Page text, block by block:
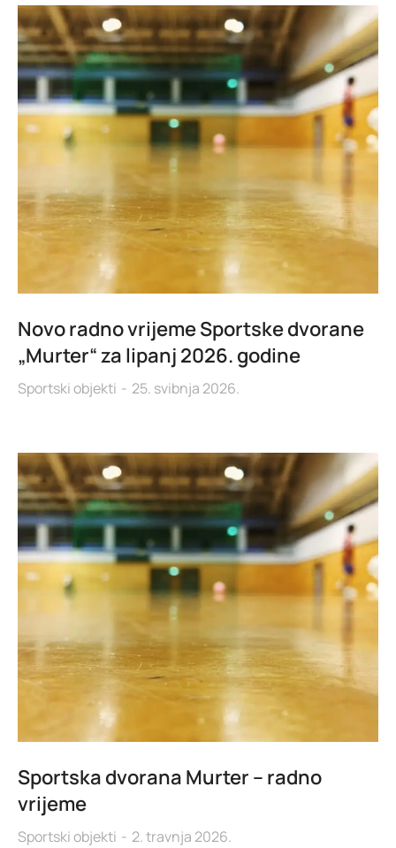
Novo radno vrijeme Sportske dvorane
„Murter“ za lipanj 2026. godine
Sportski objekti 25. svibnja 2026.
Sportska dvorana Murter – radno
vrijeme
Sportski objekti 2. travnja 2026.